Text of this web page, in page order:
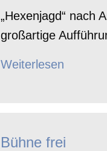
„Hexenjagd“ nach
großartige
Weiterlesen
Bühne frei